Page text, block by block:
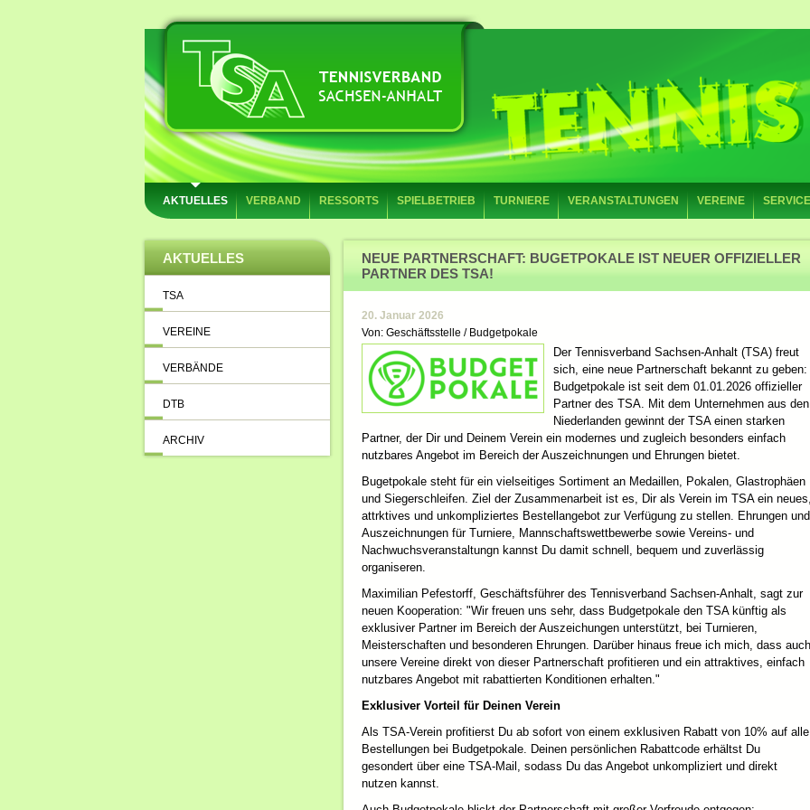
AKTUELLES VERBAND RESSORTS SPIELBETRIEB TURNIERE VERANSTALTUNGEN VEREINE SERVICE
AKTUELLES
TSA
VEREINE
VERBÄNDE
DTB
ARCHIV
NEUE PARTNERSCHAFT: BUGETPOKALE IST NEUER OFFIZIELLER
PARTNER DES TSA!
20. Januar 2026
Von: Geschäftsstelle / Budgetpokale
Der Tennisverband Sachsen-Anhalt (TSA) freut
sich, eine neue Partnerschaft bekannt zu geben:
Budgetpokale ist seit dem 01.01.2026 offizieller
Partner des TSA. Mit dem Unternehmen aus den
Niederlanden gewinnt der TSA einen starken
Partner, der Dir und Deinem Verein ein modernes und zugleich besonders einfach
nutzbares Angebot im Bereich der Auszeichnungen und Ehrungen bietet.
Bugetpokale steht für ein vielseitiges Sortiment an Medaillen, Pokalen, Glastrophäen
und Siegerschleifen. Ziel der Zusammenarbeit ist es, Dir als Verein im TSA ein
attrktives und unkompliziertes Bestellangebot zur Verfügung zu stellen. Ehrungen und
Auszeichnungen für Turniere, Mannschaftswettbewerbe sowie Vereins- und
Nachwuchsveranstaltungn kannst Du damit schnell, bequem und zuverlässig
organiseren.
Maximilian Pefestorff, Geschäftsführer des Tennisverband Sachsen-Anhalt, sagt zur
neuen Kooperation: "Wir freuen uns sehr, dass Budgetpokale den TSA künftig als
exklusiver Partner im Bereich der Auszeichungen unterstützt, bei Turnieren,
Meisterschaften und besonderen Ehrungen. Darüber hinaus freue ich mich, dass auch
unsere Vereine direkt von dieser Partnerschaft profitieren und ein attraktives, einfach
nutzbares Angebot mit rabattierten Konditionen erhalten."
Exklusiver Vorteil für Deinen Verein
Als TSA-Verein profitierst Du ab sofort von einem exklusiven Rabatt von 10% auf alle
Bestellungen bei Budgetpokale. Deinen persönlichen Rabattcode erhältst Du
gesondert über eine TSA-Mail, sodass Du das Angebot unkompliziert und direkt
nutzen kannst.